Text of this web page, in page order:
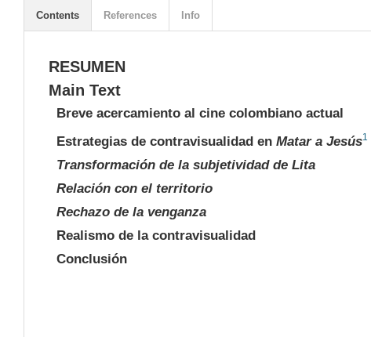
RESUMEN
Main Text
Breve acercamiento al cine colombiano actual
Estrategias de contravisualidad en Matar a Jesús1
Transformación de la subjetividad de Lita
Relación con el territorio
Rechazo de la venganza
Realismo de la contravisualidad
Conclusión
Contents References Info